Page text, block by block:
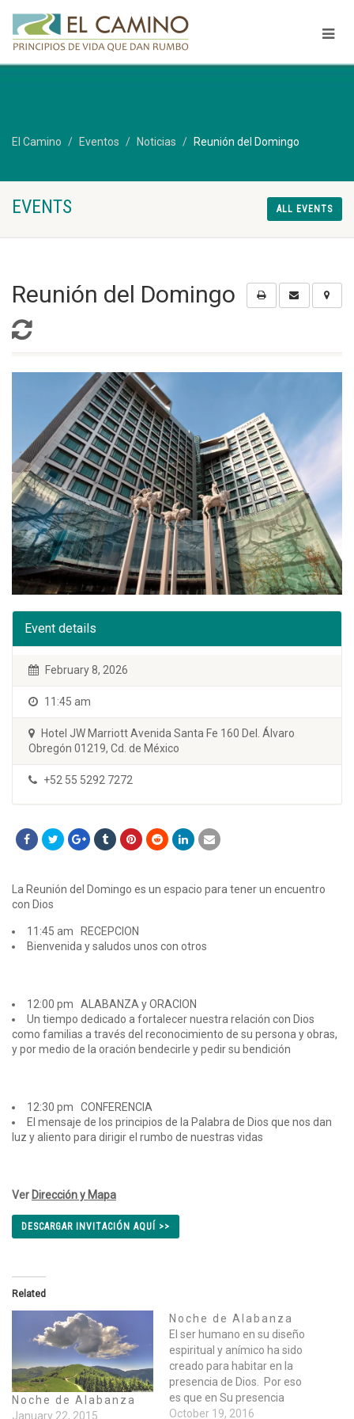
El Camino Eventos Noticias Reunión del Domingo
EVENTS ALL EVENTS
Reunión del Domingo
Event details
February 8, 2026
11:45 am
Hotel JW Marriott Avenida Santa Fe 160 Del. Álvaro
Obregón 01219, Cd. de México
+52 55 5292 7272
La Reunión del Domingo es un espacio para tener un encuentro
con Dios
11:45 am RECEPCION
Bienvenida y saludos unos con otros
12:00 pm ALABANZA y ORACION
Un tiempo dedicado a fortalecer nuestra relación con Dios
como familias a través del reconocimiento de su persona y obras,
y por medio de la oración bendecirle y pedir su bendición
12:30 pm CONFERENCIA
El mensaje de los principios de la Palabra de Dios que nos dan
luz y aliento para dirigir el rumbo de nuestras vidas
Ver Dirección y Mapa
DESCARGAR INVITACIÓN AQUÍ >>
Related
Noche de Alabanza
January 22, 2015
Noche de Alabanza
El ser humano en su diseño
espiritual y anímico ha sido
creado para habitar en la
presencia de Dios. Por eso
es que en Su presencia
somos nutridos de
October 19, 2016